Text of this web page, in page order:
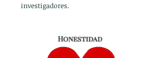
investigadores.